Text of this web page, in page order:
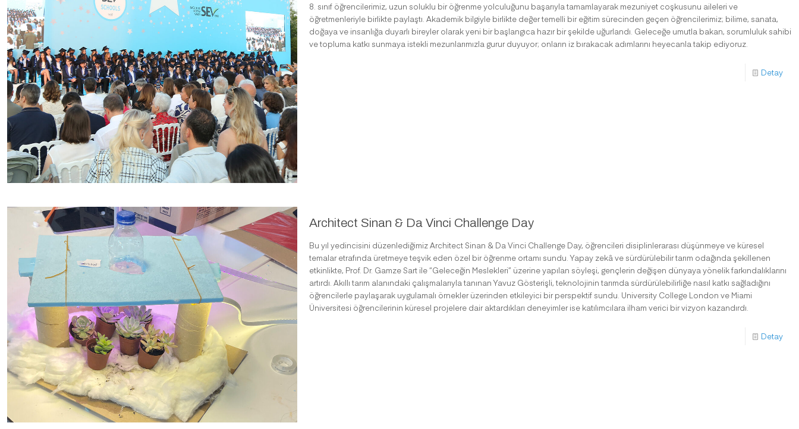
8. sınıf öğrencilerimiz, uzun soluklu bir öğrenme yolculuğunu başarıyla tamamlayarak mezuniyet coşkusunu aileleri ve
öğretmenleriyle birlikte paylaştı. Akademik bilgiyle birlikte değer temelli bir eğitim sürecinden geçen öğrencilerimiz; bilime, sanata,
doğaya ve insanlığa duyarlı bireyler olarak yeni bir başlangıca hazır bir şekilde uğurlandı. Geleceğe umutla bakan, sorumluluk sahibi
ve topluma katkı sunmaya istekli mezunlarımızla gurur duyuyor; onların iz bırakacak adımlarını heyecanla takip ediyoruz.
Detay
Architect Sinan & Da Vinci Challenge Day
Bu yıl yedincisini düzenlediğimiz Architect Sinan & Da Vinci Challenge Day, öğrencileri disiplinlerarası düşünmeye ve küresel
temalar etrafında üretmeye teşvik eden özel bir öğrenme ortamı sundu. Yapay zekâ ve sürdürülebilir tarım odağında şekillenen
etkinlikte, Prof. Dr. Gamze Sart ile “Geleceğin Meslekleri” üzerine yapılan söyleşi, gençlerin değişen dünyaya yönelik farkındalıklarını
artırdı. Akıllı tarım alanındaki çalışmalarıyla tanınan Yavuz Gösterişli, teknolojinin tarımda sürdürülebilirliğe nasıl katkı sağladığını
öğrencilerle paylaşarak uygulamalı örnekler üzerinden etkileyici bir perspektif sundu. University College London ve Miami
Üniversitesi öğrencilerinin küresel projelere dair aktardıkları deneyimler ise katılımcılara ilham verici bir vizyon kazandırdı.
Detay